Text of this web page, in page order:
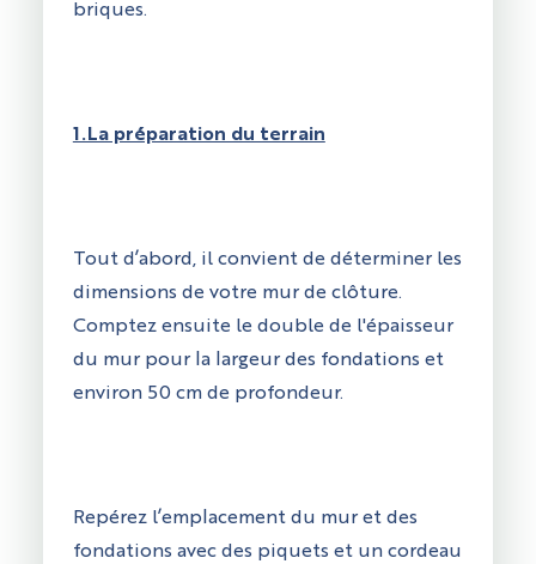
briques.
1.La préparation du terrain
Tout d’abord, il convient de déterminer les
dimensions de votre mur de clôture.
Comptez ensuite le double de l'épaisseur
du mur pour la largeur des fondations et
environ 50 cm de profondeur.
Repérez l’emplacement du mur et des
fondations avec des piquets et un cordeau